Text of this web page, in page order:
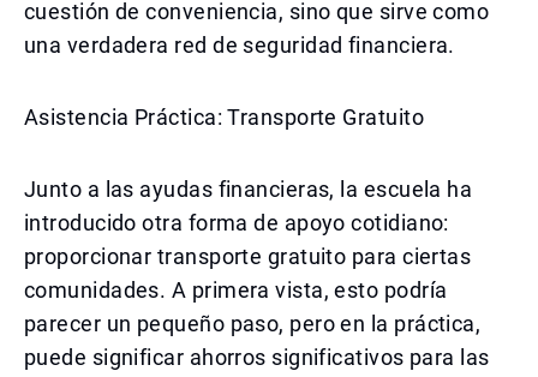
cuestión de conveniencia, sino que sirve como
una verdadera red de seguridad financiera.
Asistencia Práctica: Transporte Gratuito
Junto a las ayudas financieras, la escuela ha
introducido otra forma de apoyo cotidiano:
proporcionar transporte gratuito para ciertas
comunidades. A primera vista, esto podría
parecer un pequeño paso, pero en la práctica,
puede significar ahorros significativos para las